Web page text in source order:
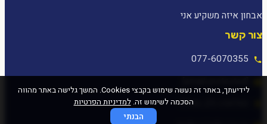
אבחון איזה משקיע אני
צור קשר
077-6070355
לידיעתך, באתר זה נעשה שימוש בקבצי Cookies. המשך גלישה באתר מהווה
הסכמה לשימוש זה.למדיניות הפרטיות
הבנתי